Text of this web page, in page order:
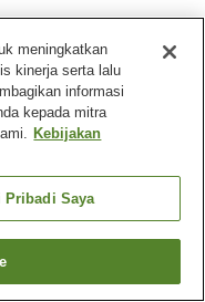
Salon kecantikan
meningkatkan
kinerja serta lalu
informasi
kepada mitra
Kebijakan
Pribadi Saya